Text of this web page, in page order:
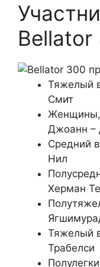
Bellator
Тяжелый
Смит
Женщины,
Джоанн –
Средний
Нил
Херман
Тяжелый
Трабелси